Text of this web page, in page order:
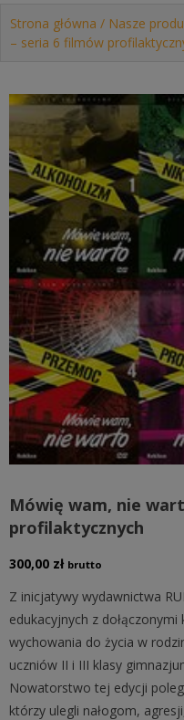
Strona główna / Nasze
– seria 6 filmów
Mówię wam, nie
profilaktycznych
300,00 zł brutto
Z inicjatywy wydawnictwa
edukacyjnych z
wychowania do życia w
uczniów II i III klasy
Nowatorstwo tej edycji
którzy ulegli nałogom,